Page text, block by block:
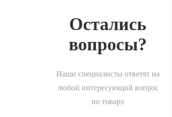
Остались
вопросы?
Наши специалисты ответят на
любой интересующий вопрос
по товару